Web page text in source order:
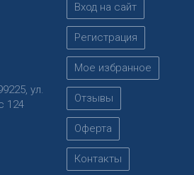
, ул.
124
Вход на сайт
Регистрация
Мое избранное
Отзывы
Оферта
Контакты